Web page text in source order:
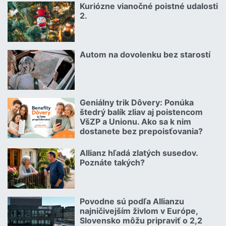
Kuriózne vianočné poistné udalosti
2.
18.12.2024 | | redakcia
Autom na dovolenku bez starostí
02.07.2026 |
Geniálny trik Dôvery: Ponúka
štedrý balík zliav aj poistencom
VšZP a Unionu. Ako sa k nim
dostanete bez prepoisťovania?
06.07.2026 | | redakcia
Allianz hľadá zlatých susedov.
Poznáte takých?
08.07.2026 |
Povodne sú podľa Allianzu
najničivejším živlom v Európe,
Slovensko môžu pripraviť o 2,2
23.07.2026 |